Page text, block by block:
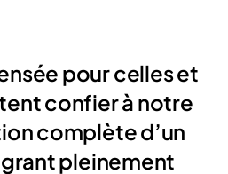
pour celles et
confier à notre
complète d’un
pleinement